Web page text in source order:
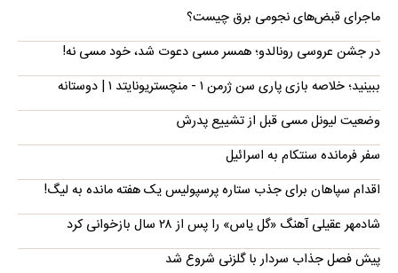
ماجرای قبض‌های نجومی برق چیست؟
در جشن عروسی رونالدو؛ همسر مسی دعوت شد، خود مسی نه!
ببینید؛ خلاصه بازی پاری سن ژرمن ۱ - منچستریونایتد ۱ | دوستانه
وضعیت لیونل مسی قبل از تشییع پدرش
سفر فرمانده سنتکام به اسرائیل
اقدام سپاهان برای جذب ستاره پرسپولیس یک هفته مانده به لیگ!
شادمهر عقیلی آهنگ «گل یاس» را پس از ۲۸ سال بازخوانی کرد
پیش فصل جذاب سردار با گلزنی شروع شد